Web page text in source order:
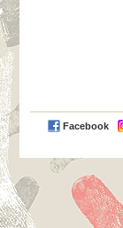
Facebook